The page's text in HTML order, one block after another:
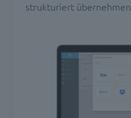
strukturiert